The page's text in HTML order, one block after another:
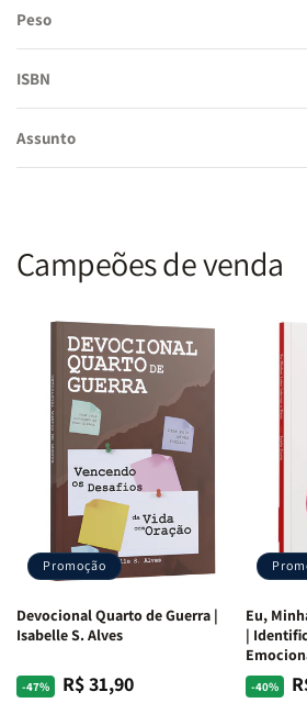
Peso
ISBN
Assunto
Campeões de venda
Promoção
Devocional Quarto de Guerra |
Isabelle S. Alves
-47%
Preço
PreçoR$ 31,90
Eu,
|
Costa
-40%
Preço
Preço